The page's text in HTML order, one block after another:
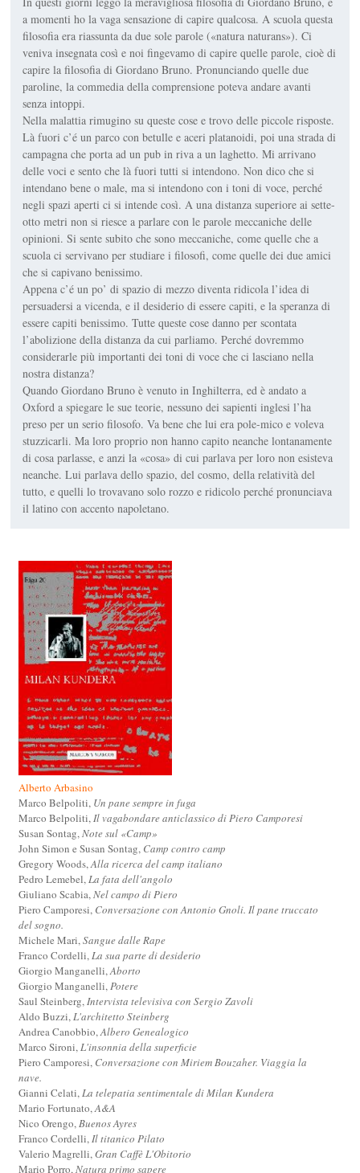
a momenti ho la vaga sensazione di capire qualcosa. A scuola questa
filosofia era riassunta da due sole parole («natura naturans»). Ci
veniva insegnata così e noi fingevamo di capire quelle parole, cioè di
capire la filosofia di Giordano Bruno. Pronunciando quelle due
paroline, la commedia della comprensione poteva andare avanti
senza intoppi.
Nella malattia rimugino su queste cose e trovo delle piccole risposte.
Là fuori c’é un parco con betulle e aceri platanoidi, poi una strada di
campagna che porta ad un pub in riva a un laghetto. Mi arrivano
delle voci e sento che là fuori tutti si intendono. Non dico che si
intendano bene o male, ma si intendono con i toni di voce, perché
negli spazi aperti ci si intende così. A una distanza superiore ai sette-
otto metri non si riesce a parlare con le parole meccaniche delle
opinioni. Si sente subito che sono meccaniche, come quelle che a
scuola ci servivano per studiare i filosofi, come quelle dei due amici
che si capivano benissimo.
Appena c’é un po’ di spazio di mezzo diventa ridicola l’idea di
persuadersi a vicenda, e il desiderio di essere capiti, e la speranza di
essere capiti benissimo. Tutte queste cose danno per scontata
l’abolizione della distanza da cui parliamo. Perché dovremmo
considerarle più importanti dei toni di voce che ci lasciano nella
nostra distanza?
Quando Giordano Bruno è venuto in Inghilterra, ed è andato a
Oxford a spiegare le sue teorie, nessuno dei sapienti inglesi l’ha
preso per un serio filosofo. Va bene che lui era pole-mico e voleva
stuzzicarli. Ma loro proprio non hanno capito neanche lontanamente
di cosa parlasse, e anzi la «cosa» di cui parlava per loro non esisteva
neanche. Lui parlava dello spazio, del cosmo, della relatività del
tutto, e quelli lo trovavano solo rozzo e ridicolo perché pronunciava
il latino con accento napoletano.
Alberto Arbasino
Marco Belpoliti, Un pane sempre in fuga
Marco Belpoliti,Il vagabondare anticlassico di Piero Camporesi
Susan Sontag,Note sul «Camp»
John Simon e Susan Sontag, Camp contro camp
Gregory Woods,Alla ricerca del camp italiano
Pedro Lemebel,La fata dell'angolo
Giuliano Scabia,Nel campo di Piero
Piero Camporesi, Conversazione con Antonio Gnoli. Il pane truccato
del sogno.
Michele Mari,Sangue dalle Rape
Franco Cordelli,La sua parte di desiderio
Giorgio Manganelli,Aborto
Giorgio Manganelli,Potere
Saul Steinberg,Intervista televisiva con Sergio Zavoli
Aldo Buzzi,L'architetto Steinberg
Andrea Canobbio,Albero Genealogico
Marco Sironi,L'insonnia della superficie
Piero Camporesi, Conversazione con Miriem Bouzaher. Viaggia la
nave.
Gianni Celati,La telepatia sentimentale di Milan Kundera
Mario Fortunato,A&A
Nico Orengo,Buenos Ayres
Franco Cordelli,Il titanico Pilato
Valerio Magrelli,Gran Caffè L'Obitorio
Mario Porro,Natura primo sapere